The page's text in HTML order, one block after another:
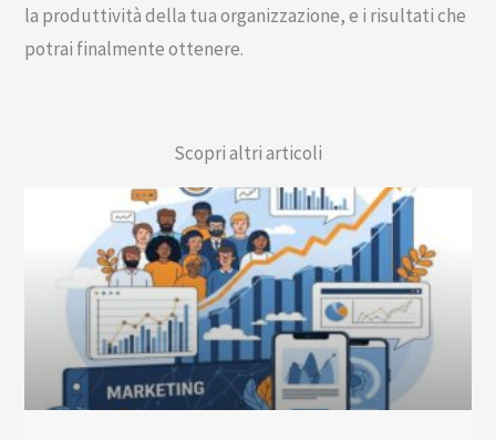
la produttività della tua organizzazione, e i risultati che
potrai finalmente ottenere.
Scopri altri articoli